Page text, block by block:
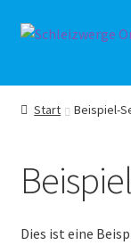
Zur
Zum
Shop-Startseite
Vorbestellungen
Start Beispiel-
Dies ist eine